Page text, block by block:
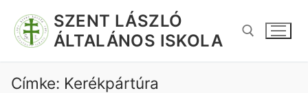
SZENT LÁSZLÓ
ÁLTALÁNOS ISKOLA
Címke: Kerékpártúra